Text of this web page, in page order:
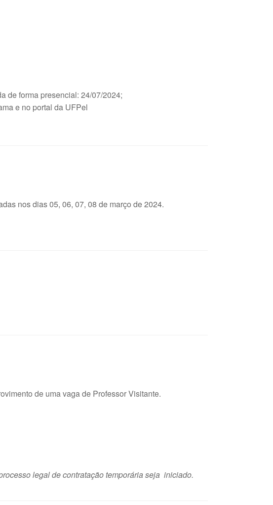
de forma presencial: 24/07/2024;
e no portal da UFPel
nos dias 05, 06, 07, 08 de março de 2024.
de uma vaga de Professor Visitante.
legal de contratação temporária seja iniciado.